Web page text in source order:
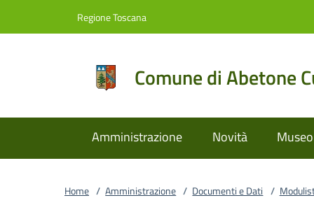
Regione Toscana
Comune di Abetone
Amministrazione Novità
Home / Amministrazione / Documenti e Dati /